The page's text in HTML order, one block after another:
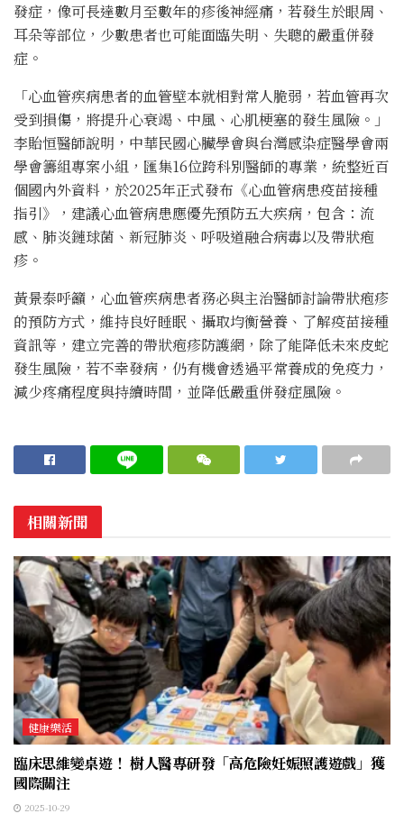
發症，像可長達數月至數年的疹後神經痛，若發生於眼周、
耳朵等部位，少數患者也可能面臨失明、失聰的嚴重併發
症。
「心血管疾病患者的血管壁本就相對常人脆弱，若血管再次
受到損傷，將提升心衰竭、中風、心肌梗塞的發生風險。」
李貽恒醫師說明，中華民國心臟學會與台灣感染症醫學會兩
學會籌組專案小組，匯集16位跨科別醫師的專業，統整近百
個國內外資料，於2025年正式發布《心血管病患疫苗接種
指引》，建議心血管病患應優先預防五大疾病，包含：流
感、肺炎鏈球菌、新冠肺炎、呼吸道融合病毒以及帶狀疱
疹。
黃景泰呼籲，心血管疾病患者務必與主治醫師討論帶狀疱疹
的預防方式，維持良好睡眠、攝取均衡營養、了解疫苗接種
資訊等，建立完善的帶狀疱疹防護網，除了能降低未來皮蛇
發生風險，若不幸發病，仍有機會透過平常養成的免疫力，
減少疼痛程度與持續時間，並降低嚴重併發症風險。
相關新聞
健康樂活
臨床思維變桌遊！ 樹人醫專研發「高危險妊娠照護遊戲」獲
國際關注
2025-10-29